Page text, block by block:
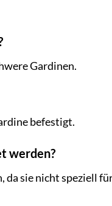
Gardinen.
befestigt.
werden?
sie nicht speziell